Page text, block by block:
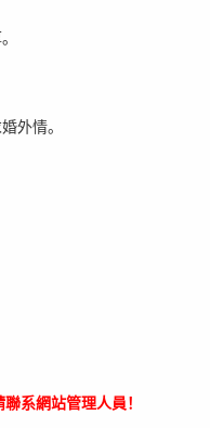
外情。
系網站管理人員！